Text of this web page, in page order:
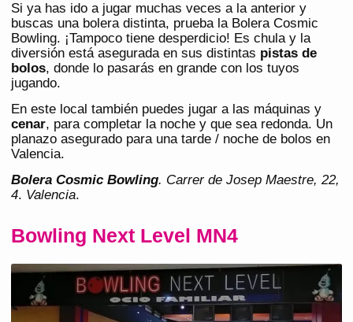
Si ya has ido a jugar muchas veces a la anterior y
buscas una bolera distinta, prueba la Bolera Cosmic
Bowling. ¡Tampoco tiene desperdicio! Es chula y la
diversión está asegurada en sus distintas pistas de
bolos, donde lo pasarás en grande con los tuyos
jugando.
En este local también puedes jugar a las máquinas y
cenar, para completar la noche y que sea redonda. Un
planazo asegurado para una tarde / noche de bolos en
Valencia.
Bolera Cosmic Bowling. Carrer de Josep Maestre, 22,
4. Valencia.
Bowling Next Level MN4